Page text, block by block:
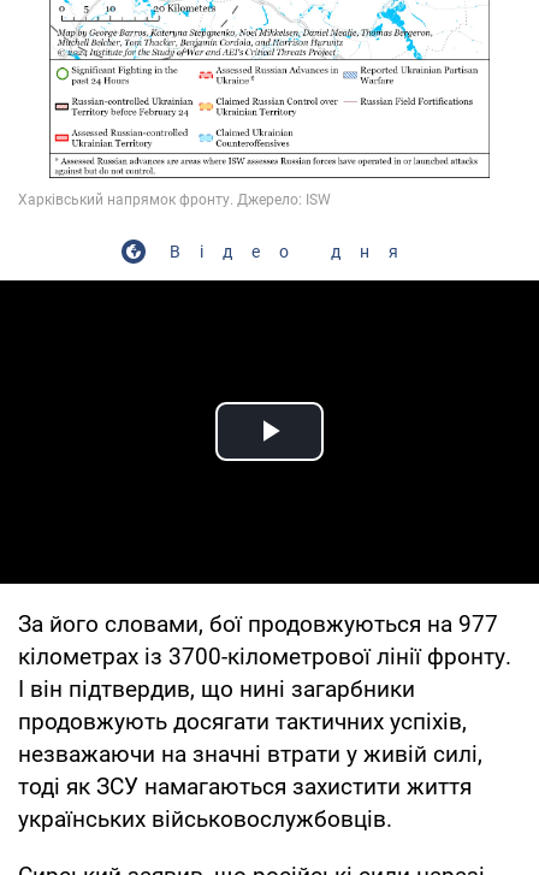
Відео дня
Play Video
За його словами, бої продовжуються на 977
кілометрах із 3700-кілометрової лінії фронту.
І він підтвердив, що нині загарбники
продовжують досягати тактичних успіхів,
незважаючи на значні втрати у живій силі,
тоді як ЗСУ намагаються захистити життя
українських військовослужбовців.